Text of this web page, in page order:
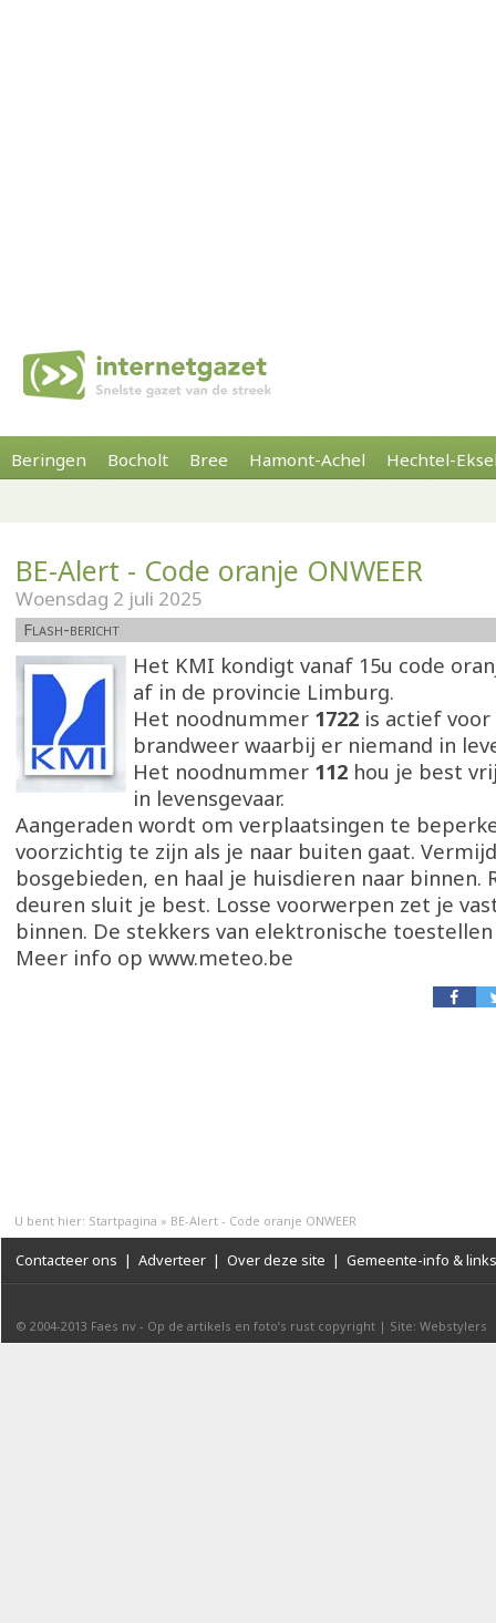
Beringen Bocholt Bree Hamont-Achel Hechtel-
BE-Alert - Code oranje ONWEER
Woensdag 2 juli 2025
Flash-bericht
Het KMI kondigt vanaf 15u code
af in de provincie Limburg.
Het noodnummer 1722 is actief
brandweer waarbij er niemand in
Het noodnummer 112 hou je best
in levensgevaar.
Aangeraden wordt om verplaatsingen te
voorzichtig te zijn als je naar buiten gaat.
bosgebieden, en haal je huisdieren naar binnen.
deuren sluit je best. Losse voorwerpen zet je
binnen. De stekkers van elektronische
Meer info op www.meteo.be
U bent hier: Startpagina » BE-Alert - Code oranje ONWEER
Contacteer ons | Adverteer | Over deze site | Gemeente-info & links
© 2004-2013 Faes nv - Op de artikels en foto’s rust copyright | Site: Webstylers